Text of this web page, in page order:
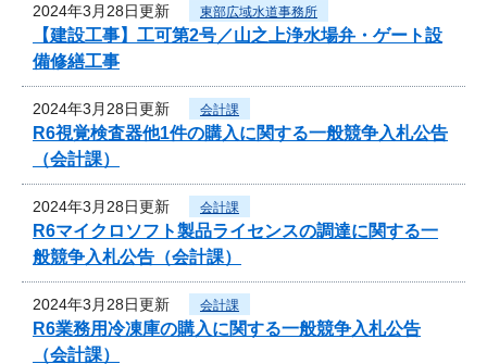
2024年3月28日更新 東部広域水道事務所
【建設工事】工可第2号／山之上浄水場弁・ゲート設
備修繕工事
2024年3月28日更新 会計課
R6視覚検査器他1件の購入に関する一般競争入札公告
（会計課）
2024年3月28日更新 会計課
R6マイクロソフト製品ライセンスの調達に関する一
般競争入札公告（会計課）
2024年3月28日更新 会計課
R6業務用冷凍庫の購入に関する一般競争入札公告
（会計課）